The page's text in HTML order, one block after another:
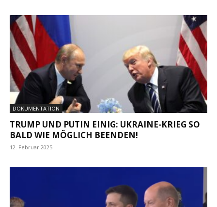
DOKUMENTATION
TRUMP UND PUTIN EINIG: UKRAINE-KRIEG SO
BALD WIE MÖGLICH BEENDEN!
12. Februar 2025